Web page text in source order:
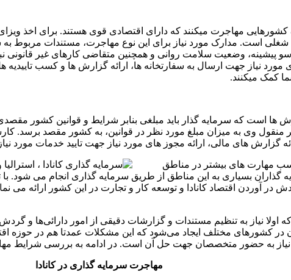
مهاجرت میکنند که دارای اقتصادی قوی هستند. برای اخذ ویزای
است. مدارک مورد نیاز برای این نوع مهاجرت، مستندات مربوط به
پیشینه، وضعیت سلامت روانی و همچنین متقاضی کارهای غیر قانونی
نیاز جهت ارسال به سفارتخانه ها، ارائه گزارش ها و کسب تاییدیه
کمک میکنند.
است که سرمایه گذار باید مبلغی بنابر شرایط و قوانین کشور
منقول و غیر منقول وی به میزان مبلغ مورد نظر در قوانین، به کشور مقصد
های مالی، ارائه مجوز های مورد نیاز جهت تایید خدمات مورد
مهارت های بیشتر در مناطق
گذاران بسیاری به این مناطق از طریق سرمایه گذاری انجام می شود. با
در آوردن اقتصاد کانادا و توسعه کار و تجارت در این کشور ارائه می
نیاز به تنظیم مستندات و گزارشات دقیقی از امور دارائی‌ها و
در کشور‌های مختلف ایجاد می‌شود که این مشکلات عمدتا هم در حوزه
نیاز به حضور متخصصان جهت حل آن است. در ادامه به بررسی شرایط
مهاجرت سرمایه گذاری در کانادا